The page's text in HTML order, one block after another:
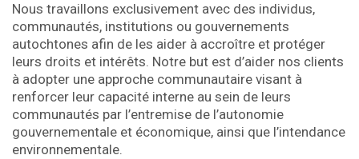
Nous travaillons exclusivement avec des individus,
communautés, institutions ou gouvernements
autochtones afin de les aider à accroître et protéger
leurs droits et intérêts. Notre but est d’aider nos clients
à adopter une approche communautaire visant à
renforcer leur capacité interne au sein de leurs
communautés par l’entremise de l’autonomie
gouvernementale et économique, ainsi que l’intendance
environnementale.